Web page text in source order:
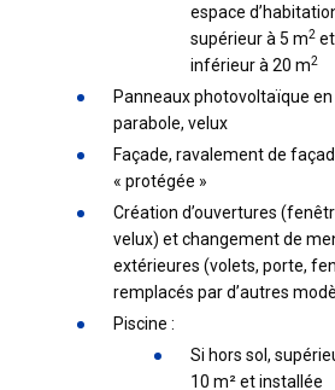
espace
supérieur à 5 m2 et
inférieur à 20 m2
Panneaux photovoltaïque
parabole, velux
Façade, ravalement de
« protégée »
Création d’ouvertures
velux) et changement de
extérieures (volets, porte,
remplacés par d’autres
Piscine :
Si hors sol,
10 m² et installée